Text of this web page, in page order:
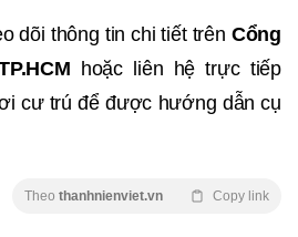
dõi thông tin chi tiết trên Cổng
hoặc liên hệ trực tiếp
cư trú để được hướng dẫn cụ
Theo thanhnienviet.vn Copy link